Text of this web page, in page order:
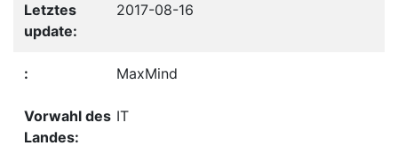
2017-08-16
MaxMind
IT